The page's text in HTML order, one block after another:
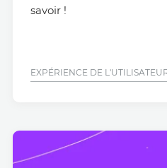
savoir !
EXPÉRIENCE DE